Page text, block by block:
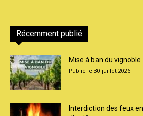
Récemment publié
Mise à ban du vignoble
30 juillet 2026
Interdiction des feux